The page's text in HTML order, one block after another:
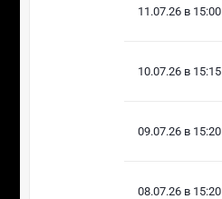
11.07.26 в 15:00
10.07.26 в 15:15
09.07.26 в 15:20
08.07.26 в 15:20